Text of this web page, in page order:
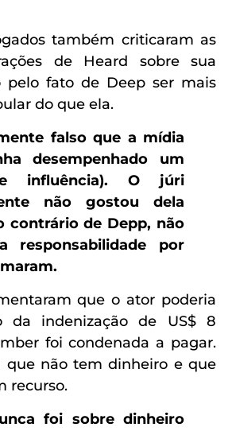
também criticaram as
de Heard sobre sua
pelo fato de Deep ser mais
do que ela.
falso que a mídia
desempenhado um
influência). O júri
não gostou dela
contrário de Depp, não
responsabilidade por
que o ator poderia
da indenização de US$ 8
foi condenada a pagar.
que não tem dinheiro e que
recurso.
foi sobre dinheiro